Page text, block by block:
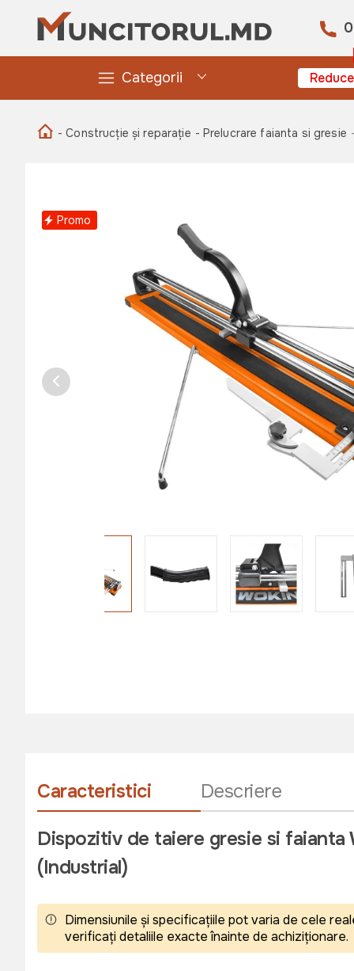
Categorii
- Construcție și reparație - Prelucrare faianta si gresie
Promo
Caracteristici Descriere
Dispozitiv de taiere gresie si faianta
(Industrial)
Dimensiunile și specificațiile pot varia de cele
verificați detaliile exacte înainte de achiziționare.